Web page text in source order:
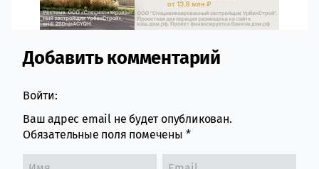
Comment section
Добавить комментарий
Войти:
Ваш адрес email не будет опубликован.
Обязательные поля помечены *